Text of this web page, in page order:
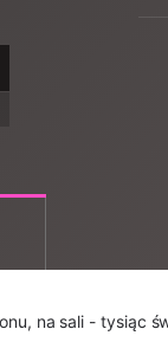
na sali - tysiąc